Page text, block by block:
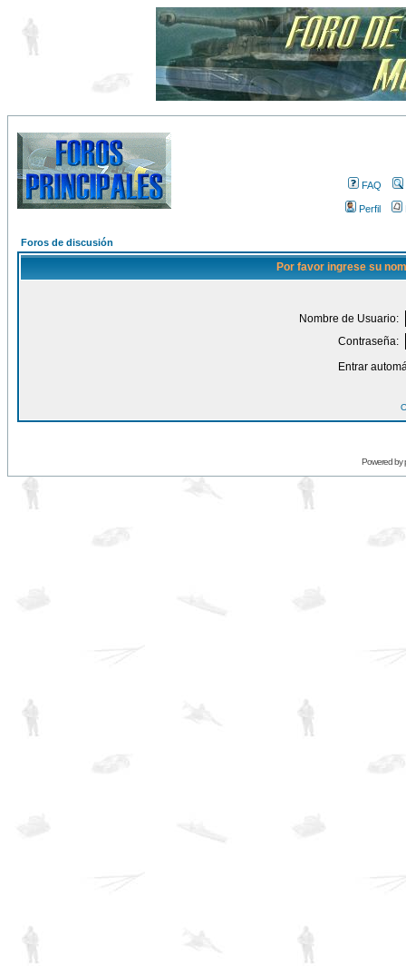
FAQ
Perfil
Foros de discusión
Por favor ingrese su
Nombre de Usuario:
Contraseña:
Entrar
Powered by